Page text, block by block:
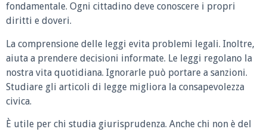
fondamentale. Ogni cittadino deve conoscere i propri
diritti e doveri.
La comprensione delle leggi evita problemi legali. Inoltre,
aiuta a prendere decisioni informate. Le leggi regolano la
nostra vita quotidiana. Ignorarle può portare a sanzioni.
Studiare gli articoli di legge migliora la consapevolezza
civica.
È utile per chi studia giurisprudenza. Anche chi non è del